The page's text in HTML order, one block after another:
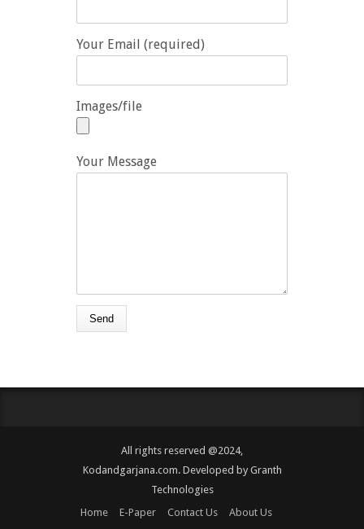
Your Email (required)
Images/file
Your Message
All rights reserved @2024,
Kodandgarjana.com. Developed by Granth
Technologies
Home
E-Paper Contact Us About Us